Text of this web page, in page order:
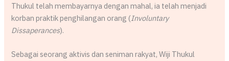
Thukul telah membayarnya dengan mahal, ia telah menjadi
korban praktik penghilangan orang (Involuntary
Dissaperances).
Sebagai seorang aktivis dan seniman rakyat, Wiji Thukul